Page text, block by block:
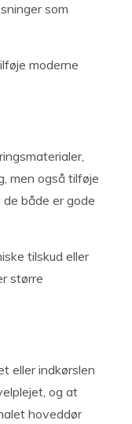
som
moderne
men også tilføje
både er gode
tilskud eller
større
eller indkørslen
og at
hoveddør